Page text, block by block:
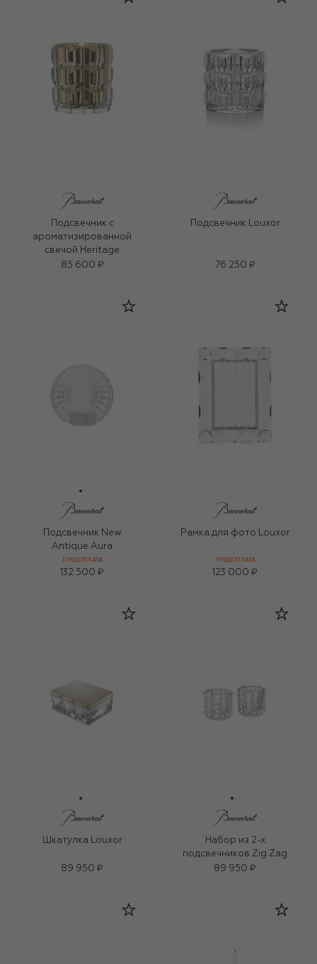
Подсвечник с
ароматизированной
свечой Heritage
85 600 ₽
Подсвечник Louxor
76 250 ₽
Подсвечник New
Antique Aura
ПРЕДОПЛАТА
132 500 ₽
Рамка для фото Louxor
ПРЕДОПЛАТА
123 000 ₽
Шкатулка Louxor
89 950 ₽
Набор из 2-х
подсвечников Zig Zag
89 950 ₽